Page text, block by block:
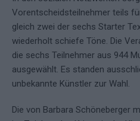
Vorentscheidsteilnehmer teils
gleich zwei der sechs Starter
wiederholt schiefe Töne. Die
die sechs Teilnehmer aus 944
ausgewählt. Es standen
unbekannte Künstler zur Wahl.
Die von Barbara Schöneberger